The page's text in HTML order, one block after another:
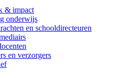
& impact
onderwijs
en schooldirecteuren
en verzorgers